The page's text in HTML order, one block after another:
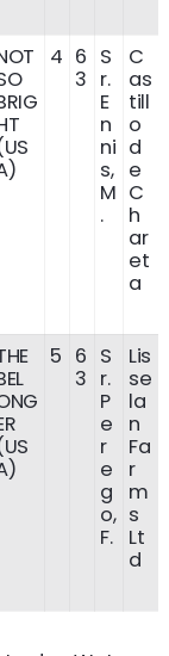
4 6
3
S
r.
E
n
ni
s,
M
.
C
as
till
o
d
e
C
h
ar
et
a
5 6
3
S
r.
P
e
r
e
g
o,
F.
Lis
se
la
n
Fa
r
m
s
Lt
d